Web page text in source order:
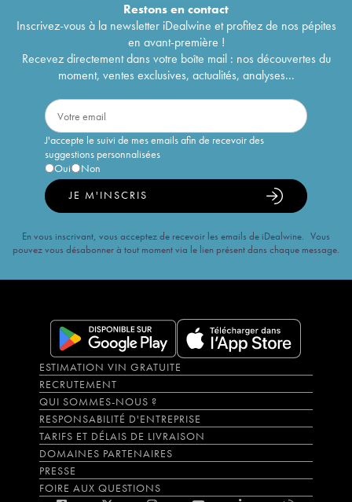
Restons encontact
Inscrivez-vous à la newsletter iDealwine et profitez de nos pépites
en avant-première !
Recevez directement dans votre boîte mail : nos découvertes du
moment, ventes exclusives, actualités, analyses...
J'accepte le suivi de mes emails afin de recevoir des
suggestions personnalisées
Oui
Non
JE M'INSCRIS
En vous inscrivant, vous acceptez de recevoir les emails de iDealwine. Vous
pouvez vous désabonner à tout moment via le lien présent dans chaque message.
ESTIMATION VIN GRATUITE
RECRUTEMENT
QUI SOMMES-NOUS ?
RESPONSABILITÉ D'ENTREPRISE
TARIFS ET DÉLAIS DE LIVRAISON
DOMAINES PARTENAIRES
PRESSE
FOIRE AUX QUESTIONS